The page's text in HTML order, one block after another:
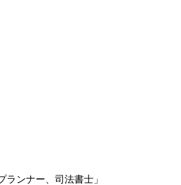
ンナー、司法書士」